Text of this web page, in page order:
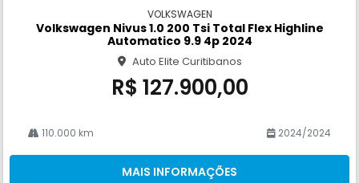
VOLKSWAGEN
Volkswagen Nivus 1.0 200 Tsi Total Flex Highline
Automatico 9.9 4p 2024
Auto Elite Curitibanos
R$ 127.900,00
110.000 km 2024/2024
MAIS INFORMAÇÕES